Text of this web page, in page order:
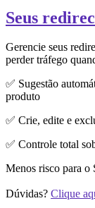
Seus
Gerencie seus
perder tráfego
✅ Sugestão
produto
✅ Crie, edite e
✅ Controle total
Menos risco para o
Dúvidas? Clique